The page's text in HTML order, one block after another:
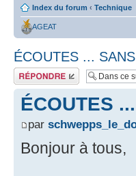
Index du forum ‹ Technique
AGEAT
ÉCOUTES ...
Répondre
ÉCOUTES
par
Bonjour à tous,